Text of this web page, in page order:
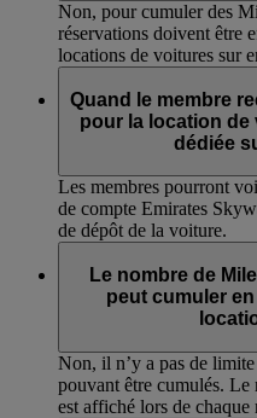
Non, pour cumuler des
réservations doivent être
locations de voitures sur
Quand le membre
pour la location de
dédiée
Les membres pourront
de compte Emirates
de dépôt de la voiture.
Le nombre de
peut cumuler
Non, il n’y a pas de
pouvant être cumulés.
est affiché lors de chaque